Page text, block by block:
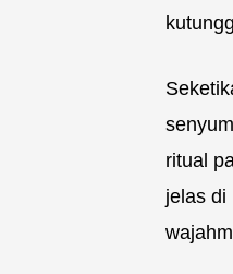
ritual
jelas di